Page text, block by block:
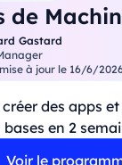
de
Gastard
à jour le 16/6/
des apps
en 2
Voir le